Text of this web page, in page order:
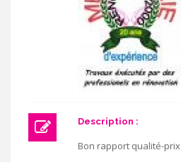
Description :
Bon rapport qualité-prix